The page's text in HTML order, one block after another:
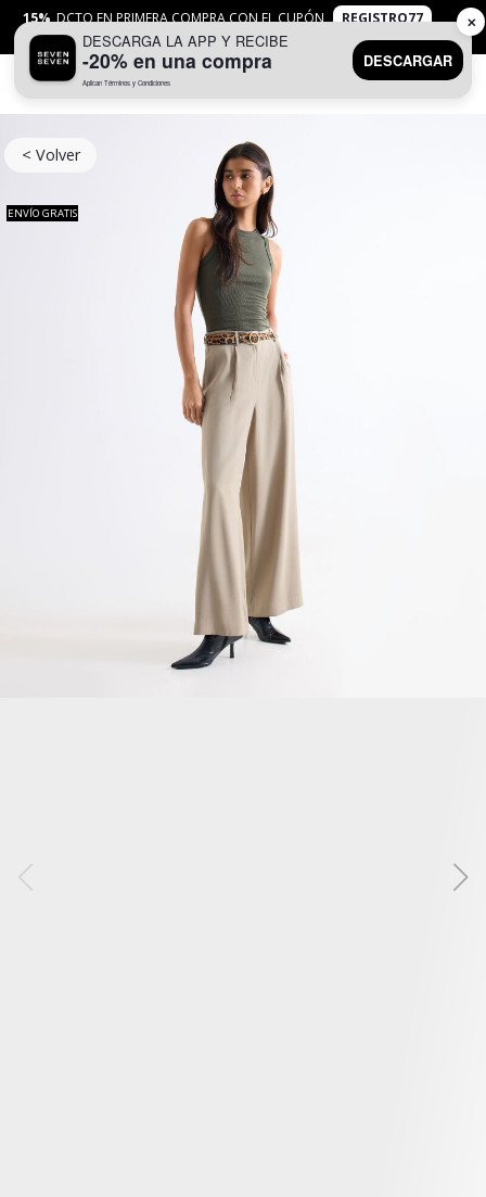
15% DCTO EN PRIMERA COMPRA CON EL CUPÓN
REGISTRO77
APLICANTYC
< Volver
ENVÍO GRATIS
DESCARGA LA APP Y RECIBE
-20% en una compra
Aplican Términos y Condiciones
DESCARGAR
✕